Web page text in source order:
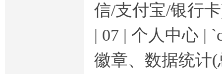
信/支付宝/银行
| 07 | 个人中心 |
徽章、数据统计